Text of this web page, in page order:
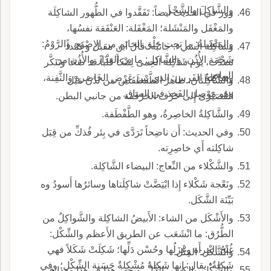
والشَّاكِلَ والشَّجْر.
وور في الحديث أَيضاً: تَفَقَّدوا في الطُّهور الشاكِلَة
والمَغْفَل والمَنْشَلة؛ المَغْفَلة: العَنْفَقة نفسُها،
والمَنْشَلةُ: ما تحت حَلْق الخاتَم من الإِصْبَع، والرَّوْمُ:
شَحْمَة الأُذُن، والشَّاكِل: ما بي العِذَار والأُذُن من
البياض.
وشاكِلَة الشيء: جانبُه؛ قال ابن مقبل وعَمْداً
تَصدَّت، يوم شَاكِلة الحِمى لِتَنْكأَ قَلْباً قد صَحَا وتَنَكَّر
وشاكِلةُ الفَرس: الذي بين عَرْض الخاصرة والثَّفِنة،
وهو مَوْصِل الفَخِذ في الساق.
والشَّاكِلَتان: ظاهرُ الطَّفْطَفَتين من لَدُنْ مَبْلَ
القُصَيْرَى إِلى حَرْف الحَرْقَفة من جانبي البطن.
والشَّاكِلةُ الخاصِرةُ، وهو الطَّفْطَفة.
وفي الحديث: أَن ناضِحاً تَرَدَّى في بِئر فُذكِّ من قِبَل
شاكِلته أَي خاصِرِته.
والشَّكْلاء من النِّعاج: البيضاء الشَّاكِلة.
ونَعْجة شَكْلاء إِذا ابْيَضَّتْ شاكِلَتاها وسائرُها أَسودُ وه
بَيِّنَة الشَّكَل.
والأَشْكَل من الشاء: الأَبيضُ الشاكِلة والشَّواكِلُ من
الطُّرُق: ما انْشَعَب عن الطريق الأَعظم والشِّكْل:
غُنْجُ المرأَة وغَزَلُها وحُسْن دَلِّها؛ شَكِلَتْ شَكَلاً فهي
شَكِلةٌ؛ يقال: إِنها شَكِلة مُشْكِلةٌ حَسَنة الشِّكْل؛ وفي
والشَّكْل: المِثْل.